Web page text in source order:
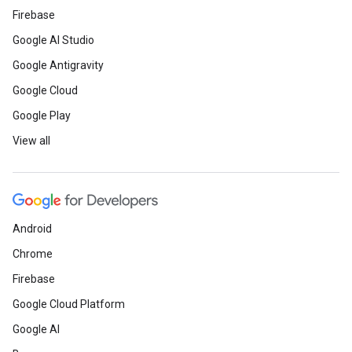
Firebase
Google AI Studio
Google Antigravity
Google Cloud
Google Play
View all
Android
Chrome
Firebase
Google Cloud Platform
Google AI